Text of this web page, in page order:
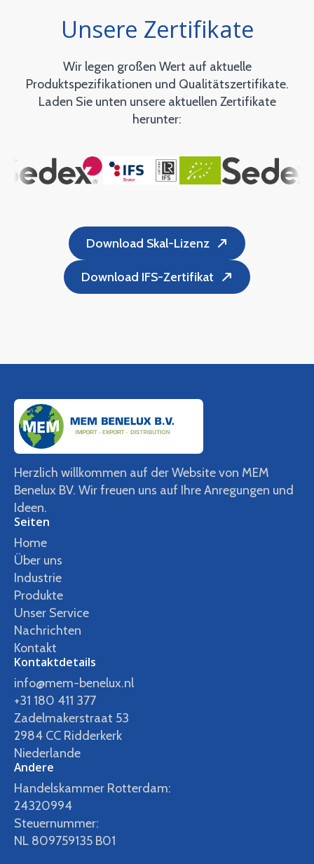
Unsere Zertifikate
Wir legen großen Wert auf aktuelle
Produktspezifikationen und Qualitätszertifikate.
Laden Sie unten unsere aktuellen Zertifikate
herunter:
Download Skal-Lizenz
Download IFS-Zertifikat
Herzlich willkommen auf der Website von MEM
Benelux BV. Wir freuen uns auf Ihre Anregungen und
Ideen.
Seiten
Home
Über uns
Industrie
Produkte
Unser Service
Nachrichten
Kontakt
Kontaktdetails
info@mem-benelux.nl
+31 180 411 377
Zadelmakerstraat 53
2984 CC Ridderkerk
Niederlande
Andere
Handelskammer Rotterdam:
24320994
Steuernummer:
NL 809759135 B01